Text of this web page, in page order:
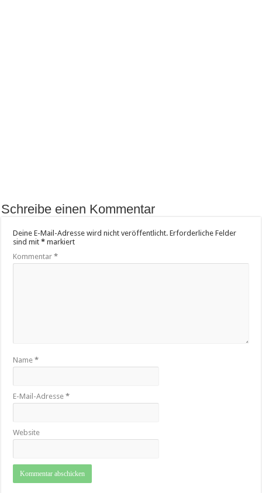
Schreibe einen Kommentar
Deine E-Mail-Adresse wird nicht veröffentlicht. Erforderliche Felder
sind mit* markiert
Kommentar*
Name*
E-Mail-Adresse*
Website